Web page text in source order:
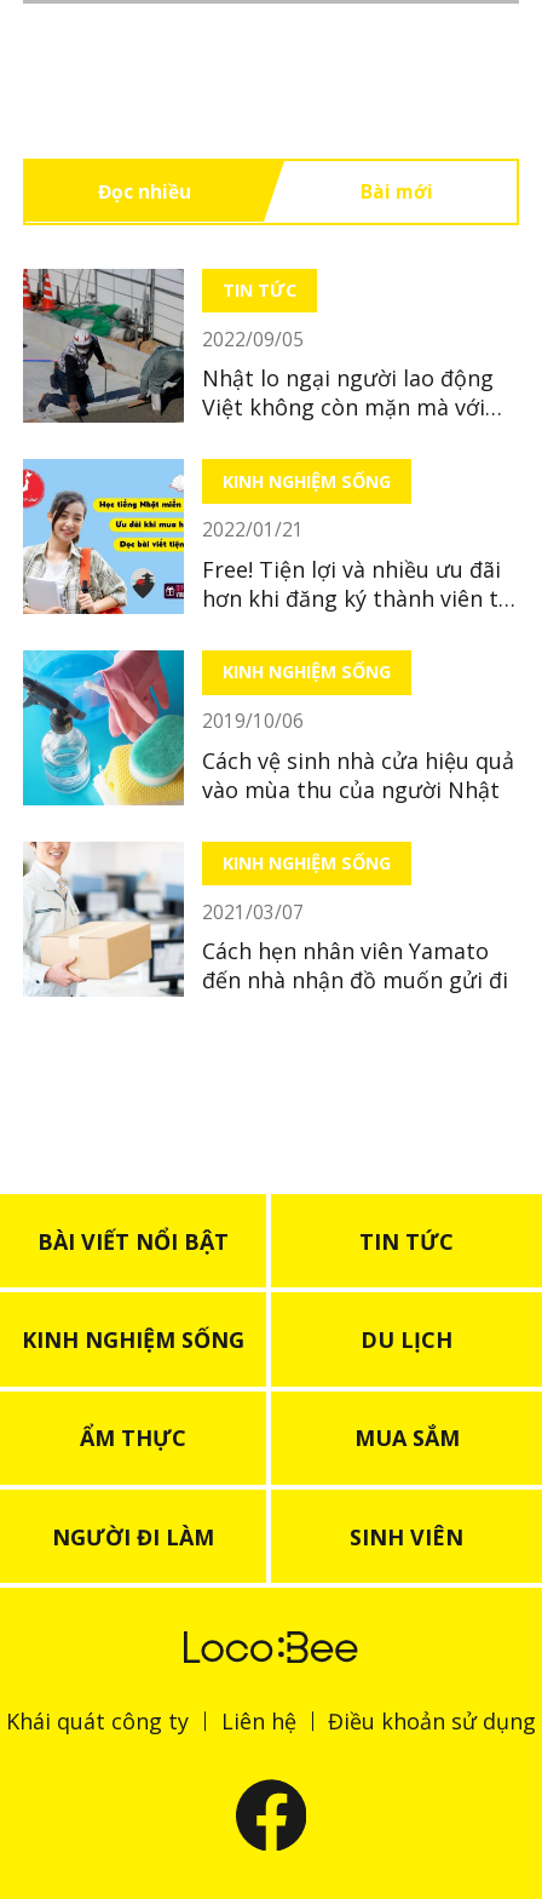
Đọc nhiều Bài mới
TIN TỨC
2022/09/05
Nhật lo ngại người lao động
Việt không còn mặn mà với
KINH NGHIỆM SỐNG
2022/01/21
Free! Tiện lợi và nhiều ưu đãi
hơn khi đăng ký thành viên tại
KINH NGHIỆM SỐNG
2019/10/06
Cách vệ sinh nhà cửa hiệu quả
vào mùa thu của người Nhật
KINH NGHIỆM SỐNG
2021/03/07
Cách hẹn nhân viên Yamato
đến nhà nhận đồ muốn gửi đi
BÀI VIẾT NỔI BẬT TIN TỨC
KINH NGHIỆM SỐNG DU LỊCH
ẨM THỰC MUA SẮM
NGƯỜI ĐI LÀM SINH VIÊN
Khái quát công ty Liên hệ Điều khoản sử dụng